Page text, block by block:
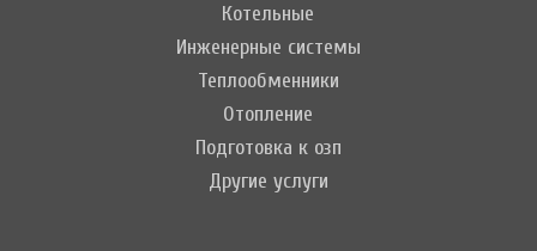
Котельные
Инженерные системы
Теплообменники
Отопление
Подготовка к озп
Другие услуги